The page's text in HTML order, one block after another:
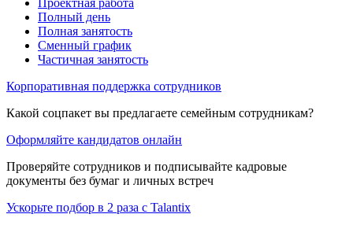
Полный день
Полная занятость
Сменный график
Частичная занятость
Корпоративная поддержка сотрудников
Какой соцпакет вы предлагаете семейным сотрудникам?
Оформляйте кандидатов онлайн
Проверяйте сотрудников и подписывайте кадровые
документы без бумаг и личных встреч
Ускорьте подбор в 2 раза с Talantix